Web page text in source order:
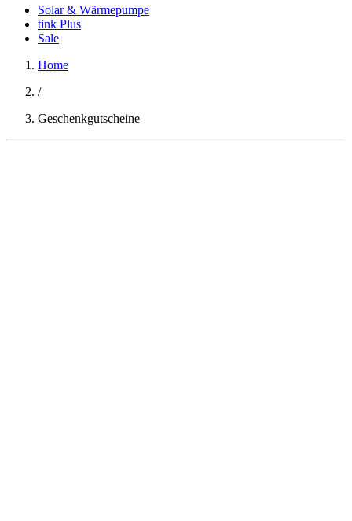
Solar & Wärmepumpe
tink Plus
Sale
Home
/
Geschenkgutscheine